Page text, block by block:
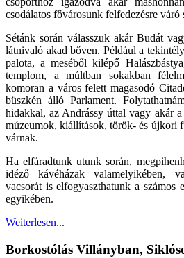
csodálatos fővárosunk felfedezésre váró
Sétánk során válasszuk akár Budát
látnivaló akad bőven. Például a
palota, a meséből kilépő
templom, a múltban sokakban
komoran a város felett magasodó
büszkén álló Parlament.
hidakkal, az Andrássy úttal vagy akár
múzeumok, kiállítások, török- és újkori
várnak.
Ha elfáradtunk utunk során,
idéző kávéházak valamelyikében,
vacsorát is elfogyaszthatunk a számos
egyikében.
Weiterlesen...
Borkostólás Villányban,